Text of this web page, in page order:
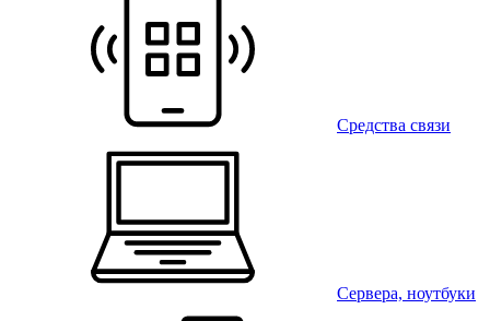
Средства связи
Сервера, ноутбуки